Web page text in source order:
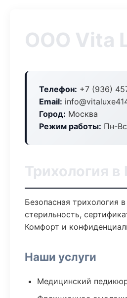
ООО Vita
Телефон: +7 (936)
Email:
Город: Москва
Режим работы: Пн-
Трихология
Безопасная трихология
стерильность,
Комфорт и
Наши услуги
Медицинский